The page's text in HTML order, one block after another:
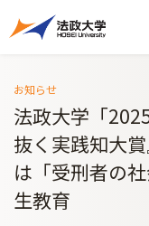
お知らせ
法政大学「
抜く実践知大
は「受刑者の
生教育